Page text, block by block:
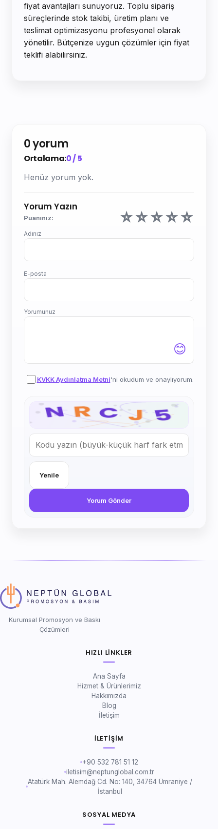
fiyat avantajları sunuyoruz. Toplu sipariş
süreçlerinde stok takibi, üretim planı ve
teslimat optimizasyonu profesyonel olarak
yönetilir. Bütçenize uygun çözümler için fiyat
teklifi alabilirsiniz.
0 yorum
Ortalama:0 / 5
Henüz yorum yok.
Yorum Yazın
Puanınız: ☆☆☆☆☆
Adınız
E-posta
Yorumunuz
😊
KVKK Aydınlatma Metni'ni okudum ve onaylıyorum.
Yenile
Yorum Gönder
Kurumsal Promosyon ve Baskı
Çözümleri
HIZLI LINKLER
Ana Sayfa
Hizmet & Ürünlerimiz
Hakkımızda
Blog
İletişim
İLETIŞIM
+90 532 781 51 12
iletisim@neptunglobal.com.tr
Atatürk Mah. Alemdağ Cd. No: 140, 34764 Ümraniye /
İstanbul
SOSYAL MEDYA